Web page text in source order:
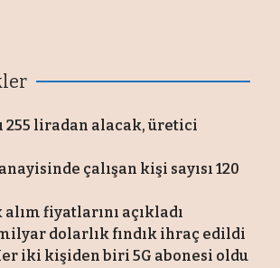
255 liradan alacak, üretici
çalışan kişi sayısı 120
alım fiyatlarını açıkladı
milyar dolarlık fındık ihraç edildi
iki kişiden biri 5G abonesi oldu